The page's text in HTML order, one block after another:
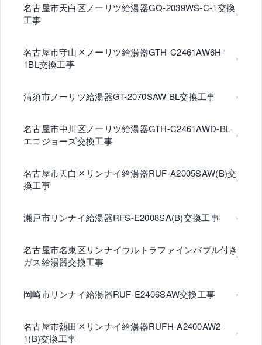
名古屋市天白区ノーリツ給湯器GQ-2039WS-C-1交換
工事
名古屋市守山区ノーリツ給湯器GTH-C2461AW6H-
1BL交換工事
清須市ノーリツ給湯器GT-2070SAW BL交換工事
名古屋市中川区ノーリツ給湯器GTH-C2461AWD-BL
エコジョーズ交換工事
名古屋市天白区リンナイ給湯器RUF-A2005SAW(B)交
換工事
瀬戸市リンナイ給湯器RFS-E2008SA(B)交換工事
名古屋市名東区リンナイウルトラファインバブル付き
ガス給湯器交換工事
岡崎市リンナイ給湯器RUF-E2406SAW交換工事
名古屋市熱田区リンナイ給湯器RUFH-A2400AW2-
1(B)交換工事